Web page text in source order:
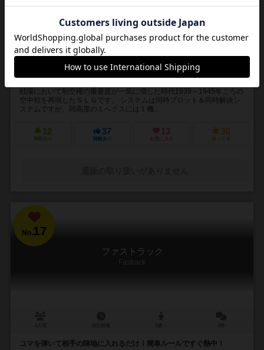
第二次世界大戦欧州上空の闘いを再現！
戦場において制空権の重要度が一気に増した時代1939～1945年ごろの
空中戦を再現したＳＬＧです。 システムは同時プロット＆同時解決シ
ステムですが、同高度の１へクスには１機...
12
興味あり
37
経験あり
13
お気に入り
30
持ってる
No.17
ファストラック
Fastrack
コマを弾いて相手の陣地に入れるだけ！簡単ルールですぐ熱中！